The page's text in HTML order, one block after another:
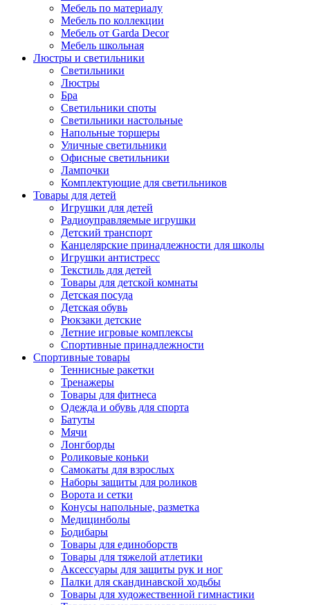
Мебель по материалу
Мебель по коллекции
Мебель от Garda Decor
Мебель школьная
Люстры и светильники
Светильники
Люстры
Бра
Светильники споты
Светильники настольные
Напольные торшеры
Уличные светильники
Офисные светильники
Лампочки
Комплектующие для светильников
Товары для детей
Игрушки для детей
Радиоуправляемые игрушки
Детский транспорт
Канцелярские принадлежности для школы
Игрушки антистресс
Текстиль для детей
Товары для детской комнаты
Детская посуда
Детская обувь
Рюкзаки детские
Летние игровые комплексы
Спортивные принадлежности
Спортивные товары
Теннисные ракетки
Тренажеры
Товары для фитнеса
Одежда и обувь для спорта
Батуты
Мячи
Лонгборды
Роликовые коньки
Самокаты для взрослых
Наборы защиты для роликов
Ворота и сетки
Конусы напольные, разметка
Медицинболы
Бодибары
Товары для единоборств
Товары для тяжелой атлетики
Аксессуары для защиты рук и ног
Палки для скандинавской ходьбы
Товары для художественной гимнастики